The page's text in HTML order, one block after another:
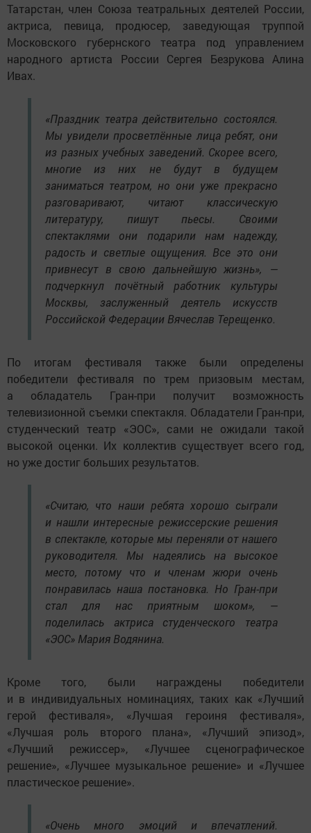
Татарстан, член Союза театральных деятелей России,
актриса, певица, продюсер, заведующая труппой
Московского губернского театра под управлением
народного артиста России Сергея Безрукова Алина
Ивах.
«Праздник театра действительно состоялся.
Мы увидели просветлённые лица ребят, они
из разных учебных заведений. Скорее всего,
многие из них не будут в будущем
заниматься театром, но они уже прекрасно
разговаривают, читают классическую
литературу, пишут пьесы. Своими
спектаклями они подарили нам надежду,
радость и светлые ощущения. Все это они
привнесут в свою дальнейшую жизнь», —
подчеркнул почётный работник культуры
Москвы, заслуженный деятель искусств
Российской Федерации Вячеслав Терещенко.
По итогам фестиваля также были определены
победители фестиваля по трем призовым местам,
а обладатель Гран-при получит возможность
телевизионной съемки спектакля. Обладатели Гран-при,
студенческий театр «ЭОС», сами не ожидали такой
высокой оценки. Их коллектив существует всего год,
но уже достиг больших результатов.
«Считаю, что наши ребята хорошо сыграли
и нашли интересные режиссерские решения
в спектакле, которые мы переняли от нашего
руководителя. Мы надеялись на высокое
место, потому что и членам жюри очень
понравилась наша постановка. Но Гран-при
стал для нас приятным шоком», —
поделилась актриса студенческого театра
«ЭОС» Мария Водянина.
Кроме того, были награждены победители
и в индивидуальных номинациях, таких как «Лучший
герой фестиваля», «Лучшая героиня фестиваля»,
«Лучшая роль второго плана», «Лучший эпизод»,
«Лучший режиссер», «Лучшее сценографическое
решение», «Лучшее музыкальное решение» и «Лучшее
пластическое решение».
«Очень много эмоций и впечатлений.